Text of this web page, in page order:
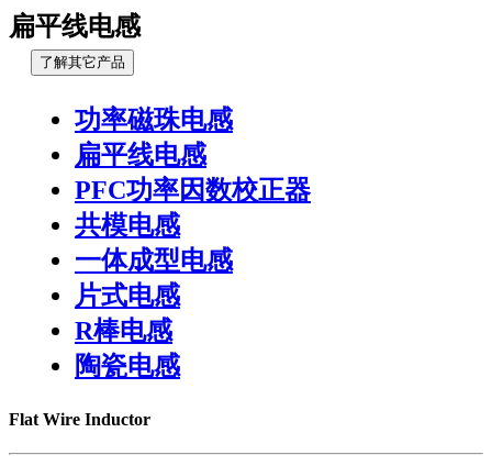
扁平线电感
了解其它产品
功率磁珠电感
扁平线电感
PFC功率因数校正器
共模电感
一体成型电感
片式电感
R棒电感
陶瓷电感
Flat Wire Inductor